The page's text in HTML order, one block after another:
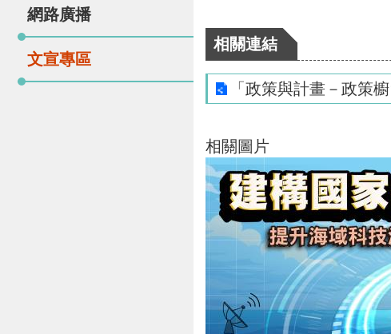
網路廣播
文宣專區
相關連結
「政策與計畫－政策
相關圖片